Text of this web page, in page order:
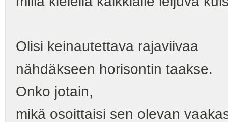
Olisi keinautettava rajaviivaa
nähdäkseen horisontin taakse.
Onko jotain,
mikä osoittaisi sen olevan